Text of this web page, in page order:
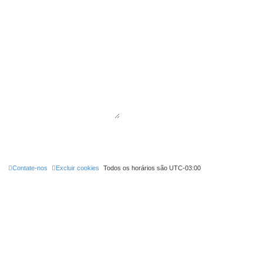
Todos os horários são UTC-03:00
Excluir cookies
Contate-nos